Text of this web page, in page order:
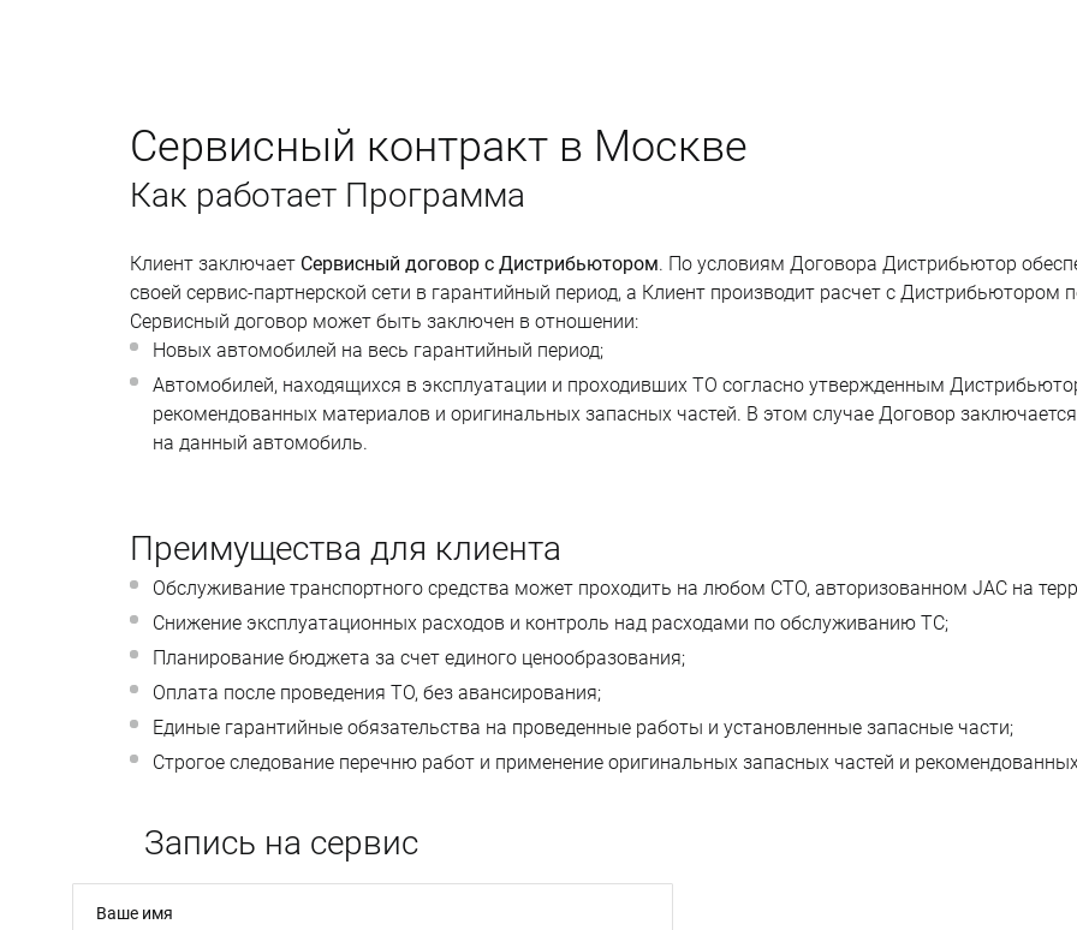
Сервисный контракт в Москве
Как работает Программа
Клиент заключает Сервисный договор с Дистрибьютором. По условиям Договора Дистрибьютор
своей сервис-партнерской сети в гарантийный период, а Клиент производит расчет с
Сервисный договор может быть заключен в отношении:
Новых автомобилей на весь гарантийный период;
Автомобилей, находящихся в эксплуатации и проходивших ТО согласно утвержденным
рекомендованных материалов и оригинальных запасных частей. В этом случае Договор
на данный автомобиль.
Преимущества для клиента
Обслуживание транспортного средства может проходить на любом СТО, авторизованном JAC на
Снижение эксплуатационных расходов и контроль над расходами по обслуживанию ТС;
Планирование бюджета за счет единого ценообразования;
Оплата после проведения ТО, без авансирования;
Единые гарантийные обязательства на проведенные работы и установленные запасные части;
Строгое следование перечню работ и применение оригинальных запасных частей и
Запись на сервис
Ваше имя